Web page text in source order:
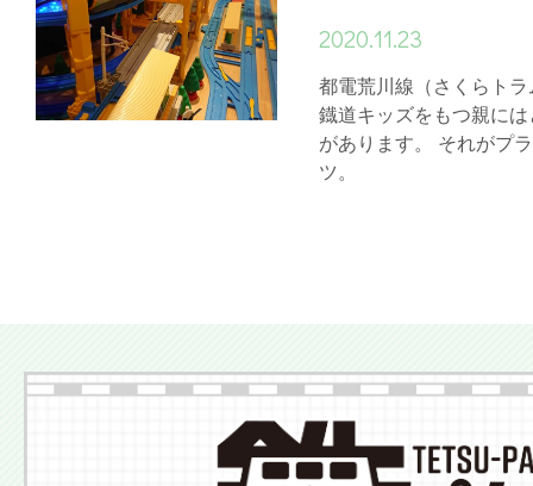
2020.11.23
都電荒川線（さくらト
鐡道キッズをもつ親に
があります。 それがプ
ツ。